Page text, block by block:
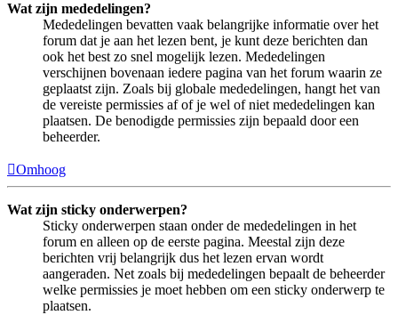
Wat zijn mededelingen?
Mededelingen bevatten vaak belangrijke informatie over het
forum dat je aan het lezen bent, je kunt deze berichten dan
ook het best zo snel mogelijk lezen. Mededelingen
verschijnen bovenaan iedere pagina van het forum waarin ze
geplaatst zijn. Zoals bij globale mededelingen, hangt het van
de vereiste permissies af of je wel of niet mededelingen kan
plaatsen. De benodigde permissies zijn bepaald door een
beheerder.
Omhoog
Wat zijn sticky onderwerpen?
Sticky onderwerpen staan onder de mededelingen in het
forum en alleen op de eerste pagina. Meestal zijn deze
berichten vrij belangrijk dus het lezen ervan wordt
aangeraden. Net zoals bij mededelingen bepaalt de beheerder
welke permissies je moet hebben om een sticky onderwerp te
plaatsen.